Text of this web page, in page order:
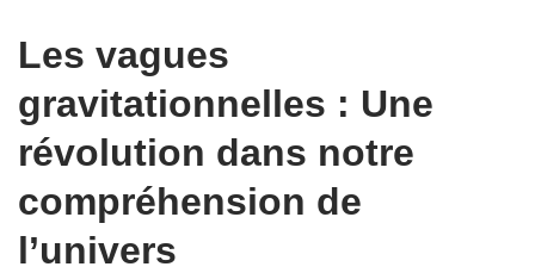
Les vagues
gravitationnelles : Une
révolution dans notre
compréhension de
l’univers